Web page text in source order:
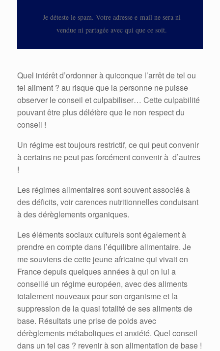
Je déteste le spam. Votre adresse e-mail ne sera ni
vendue ni partagée avec qui que ce soit.
Quel intérêt d’ordonner à quiconque l’arrêt de tel ou
tel aliment ? au risque que la personne ne puisse
observer le conseil et culpabiliser… Cette culpabilité
pouvant être plus délétère que le non respect du
conseil !
Un régime est toujours restrictif, ce qui peut convenir
à certains ne peut pas forcément convenir à d’autres
!
Les régimes alimentaires sont souvent associés à
des déficits, voir carences nutritionnelles conduisant
à des dérèglements organiques.
Les éléments sociaux culturels sont également à
prendre en compte dans l’équilibre alimentaire. Je
me souviens de cette jeune africaine qui vivait en
France depuis quelques années à qui on lui a
conseillé un régime européen, avec des aliments
totalement nouveaux pour son organisme et la
suppression de la quasi totalité de ses aliments de
base. Résultats une prise de poids avec
dérèglements métaboliques et anxiété. Quel conseil
dans un tel cas ? revenir à son alimentation de base !